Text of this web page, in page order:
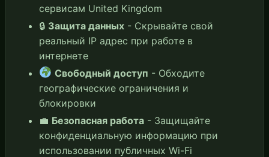
сервисам United Kingdom
🔒 Защита данных - Скрывайте свой
реальный IP адрес при работе в
интернете
Свободный доступ - Обходите
географические ограничения и
блокировки
💼 Безопасная работа - Защищайте
конфиденциальную информацию при
использовании публичных Wi-Fi